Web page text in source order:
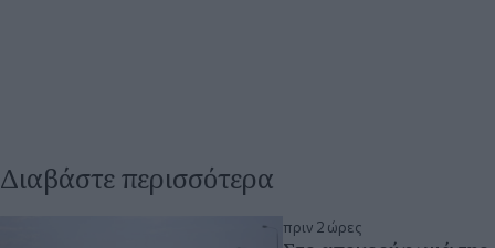
Διαβάστε περισσότερα
πριν 2 ώρες